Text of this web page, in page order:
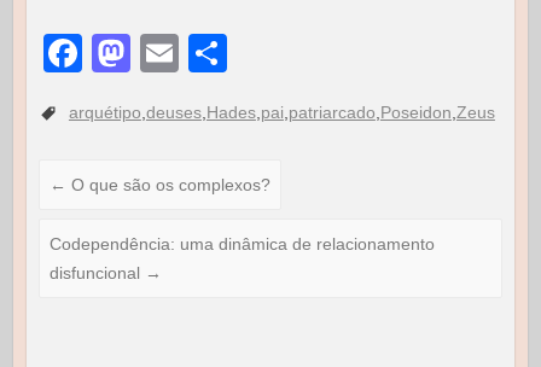
F
c
e
b
o
o
M
st
o
o
n
E
ail ar
arquétipo deuses, Hades, pai patriarcado Poseidon Zeus
← O que são os complexos?
Codependência: uma dinâmica de relacionamento
disfuncional →